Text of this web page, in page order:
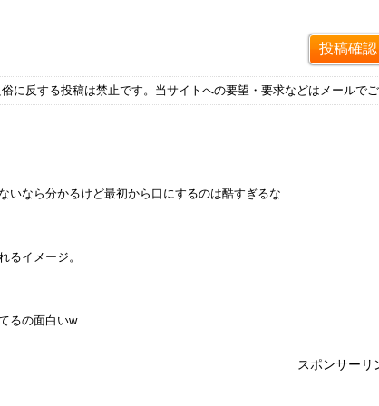
に反する投稿は禁止です。当サイトへの要望・要求などはメールで
いなら分かるけど最初から口にするのは酷すぎるな
るイメージ。
るの面白いw
スポンサーリ